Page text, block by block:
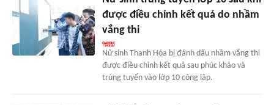
được điều chỉnh kết quả do nhầm
vắng thi
Nữ sinh Thanh Hóa bị đánh dấu nhầm vắng thi
được điều chỉnh kết quả sau phúc khảo và
trúng tuyển vào lớp 10 công lập.